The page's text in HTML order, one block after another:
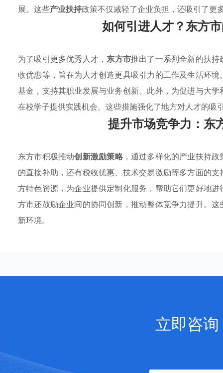
展。这些产业扶持政策不仅减轻了企业负担，还吸引了更
如何引进人才？东方
为了吸引更多优秀人才， 东方市推出了一系列全新的扶
收优惠等，旨在为人才创造更具吸引力的工作及生活环
基金，支持其职业发展与业务创新。此外，为促进与大
在校学子提供实践机会。这些措施强化了地方对人才的吸
提升市场竞争力：东
东方市积极推动创新激励策略，通过多样化的产业扶持
的直接补助，还有税收优惠、技术交易激励等多方面的
方特色资源，为企业提供定制化服务，帮助它们更好地
方市还鼓励企业间的协同创新，推动整体竞争力提升。
新环境。
立即咨